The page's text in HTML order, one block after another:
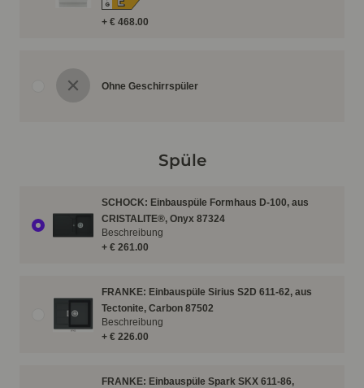
+ € 468.00
G
Ohne Geschirrspüler
Spüle
SCHOCK: Einbauspüle Formhaus D-100, aus
CRISTALITE®, Onyx 87324
+ € 261.00
Beschreibung
FRANKE: Einbauspüle Sirius S2D 611-62, aus
Tectonite, Carbon 87502
+ € 226.00
Beschreibung
FRANKE: Einbauspüle Spark SKX 611-86,